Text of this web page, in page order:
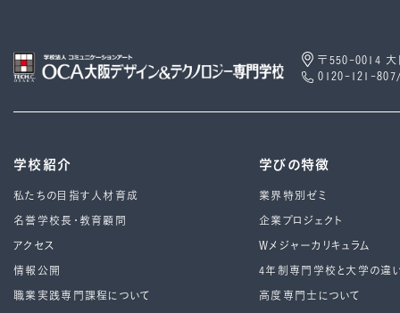
〒550-0014 大
0120-121-
学校紹介
私たちの目指す人材育成
名誉学校長・教育顧問
アクセス
情報公開
職業実践専門課程について
学びの特徴
業界特別ゼミ
企業プロジェクト
Wメジャーカリキュラム
4年制専⾨学校と⼤学の違
高度専門士について